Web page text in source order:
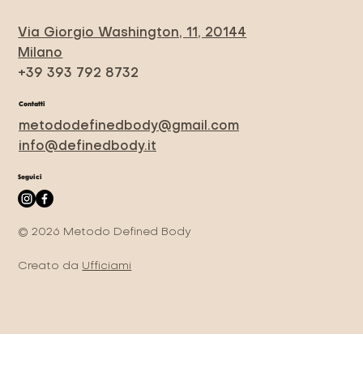
Via Giorgio Washington, 11, 20144
Milano
+39 393 792 8732
Contatti
metododefinedbody@gmail.com
info@definedbody.it
Seguici
© 2026 Metodo Defined Body
Creato da Ufficiami